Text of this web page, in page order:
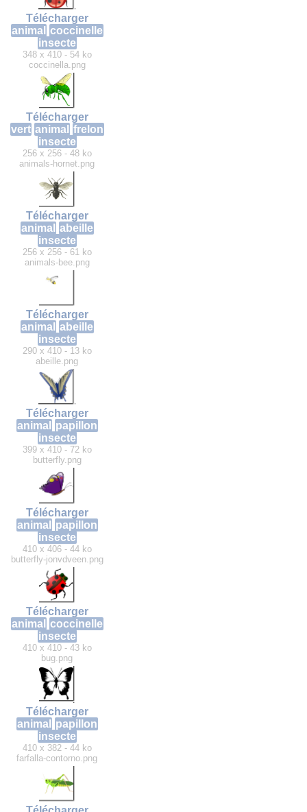
Télécharger
animal coccinelle
insecte
348 x 410 - 54 ko
coccinella.png
Télécharger
vert animal frelon
insecte
256 x 256 - 48 ko
animals-hornet.png
Télécharger
animal abeille
insecte
256 x 256 - 61 ko
animals-bee.png
Télécharger
animal abeille
insecte
290 x 410 - 13 ko
abeille.png
Télécharger
animal
papillon
insecte
399 x 410 - 72 ko
butterfly.png
Télécharger
animal
papillon
insecte
410 x 406 - 44 ko
butterfly-jonvdveen.png
Télécharger
animal coccinelle
insecte
410 x 410 - 43 ko
bug.png
Télécharger
animal
papillon
insecte
410 x 382 - 44 ko
farfalla-contorno.png